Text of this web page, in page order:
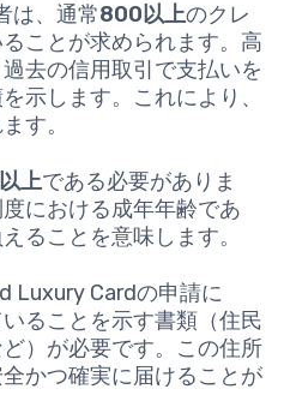
は、通常800以上のクレ
ことが求められます。高
去の信用取引で支払いを
示します。これにより、
す。
上である必要がありま
における成年年齢であ
ることを意味します。
Luxury Cardの申請に
ることを示す書類（住民
）が必要です。この住所
かつ確実に届けることが